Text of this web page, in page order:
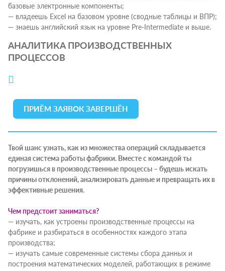
базовые электронные компоненты;​
— владеешь Excel на базовом уровне (сводные таблицы и ВПР)​;
— знаешь английский язык на уровне Pre-Intermediate и выше.
АНАЛИТИКА ПРОИЗВОДСТВЕННЫХ
ПРОЦЕССОВ
ПРИЁМ ЗАЯВОК ЗАВЕРШЁН
Твой шанс узнать, как из множества операций складывается
единая система работы фабрики. Вместе с командой ты
погрузишься в производственные процессы – будешь искать
причины отклонений, анализировать данные и превращать их в
эффективные решения.
Чем предстоит заниматься?
— изучать, как устроены производственные процессы на
фабрике и разбираться в особенностях каждого этапа
производства;
— изучать самые современные системы сбора данных и
построения математических моделей, работающих в режиме